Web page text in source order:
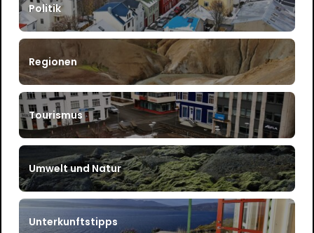
Politik
Regionen
Tourismus
Umwelt und Natur
Unterkunftstipps